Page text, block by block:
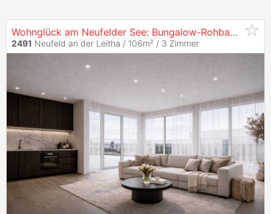
Wohnglück am Neufelder See: Bungalow-Rohbau mit Baubewilligung und Einreichplan auf Pachtgrund
2491 Neufeld an der Leitha / 106m² / 3 Zimmer